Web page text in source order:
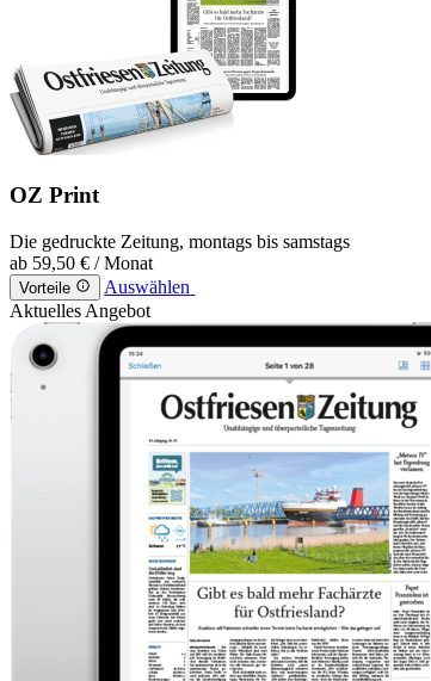
OZ Print
Die gedruckte Zeitung, montags bis samstags
ab 59,50 € / Monat
Vorteile
Auswählen
Aktuelles Angebot